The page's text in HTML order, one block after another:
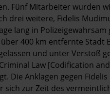
Fünf Mitarbeiter wurden
drei weitere, Fidelis
lang in
400 km entfernte Stadt
und unter Verstoß
Law [Codification
Die Anklagen gegen
sich zur Zeit des